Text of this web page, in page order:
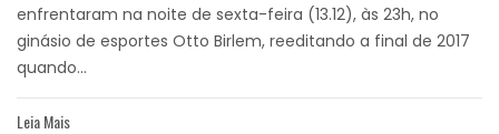
enfrentaram na noite de sexta-feira (13.12), às 23h, no
ginásio de esportes Otto Birlem, reeditando a final de 2017
quando...
Leia Mais